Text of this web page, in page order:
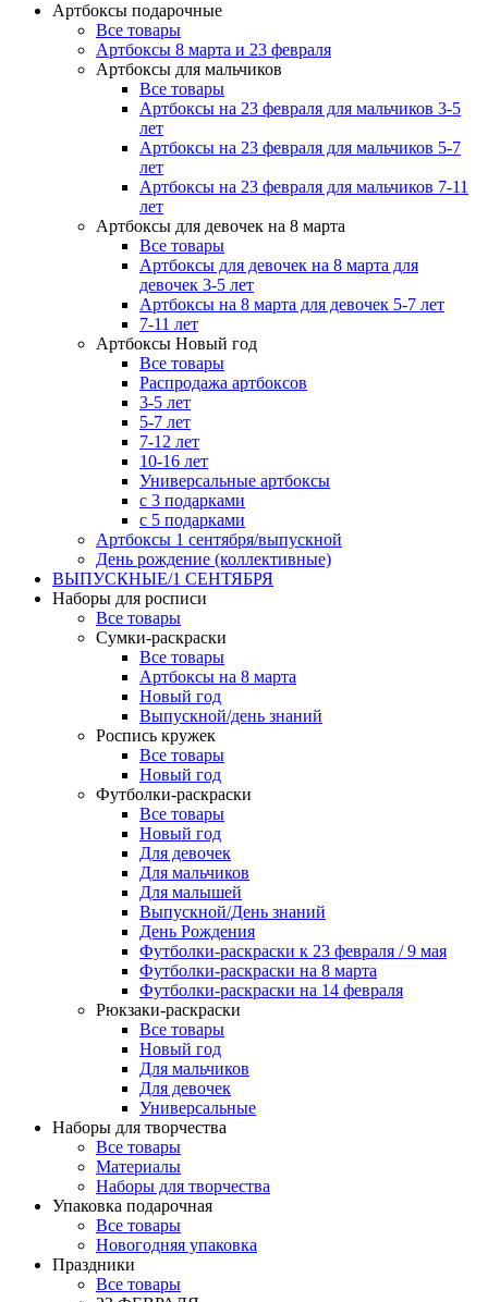
Артбоксы подарочные
Все товары
Артбоксы 8 марта и 23 февраля
Артбоксы для мальчиков
Все товары
Артбоксы на 23 февраля для мальчиков 3-5
лет
Артбоксы на 23 февраля для мальчиков 5-7
лет
Артбоксы на 23 февраля для мальчиков 7-11
лет
Артбоксы для девочек на 8 марта
Все товары
Артбоксы для девочек на 8 марта для
девочек 3-5 лет
Артбоксы на 8 марта для девочек 5-7 лет
7-11 лет
Артбоксы Новый год
Все товары
Распродажа артбоксов
3-5 лет
5-7 лет
7-12 лет
10-16 лет
Универсальные артбоксы
с 3 подарками
с 5 подарками
Артбоксы 1 сентября/выпускной
День рождение (коллективные)
ВЫПУСКНЫЕ/1 СЕНТЯБРЯ
Наборы для росписи
Все товары
Сумки-раскраски
Все товары
Артбоксы на 8 марта
Новый год
Выпускной/день знаний
Роспись кружек
Все товары
Новый год
Футболки-раскраски
Все товары
Новый год
Для девочек
Для мальчиков
Для малышей
Выпускной/День знаний
День Рождения
Футболки-раскраски к 23 февраля / 9 мая
Футболки-раскраски на 8 марта
Футболки-раскраски на 14 февраля
Рюкзаки-раскраски
Все товары
Новый год
Для мальчиков
Для девочек
Универсальные
Наборы для творчества
Все товары
Материалы
Наборы для творчества
Упаковка подарочная
Все товары
Новогодняя упаковка
Праздники
Все товары